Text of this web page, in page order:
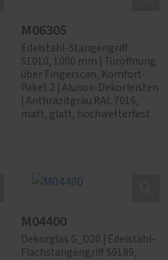
M06305
Edelstahl-Stangengriff
S1010, 1000 mm | Türöffnung
über Fingerscan, Komfort-
Paket 2 | Alunox-Dekorleisten
| Anthrazitgrau RAL 7016,
matt, glatt, hochwetterfest
M04400
Dekorglas G_D20 | Edelstahl-
Flachstangengriff S9189,